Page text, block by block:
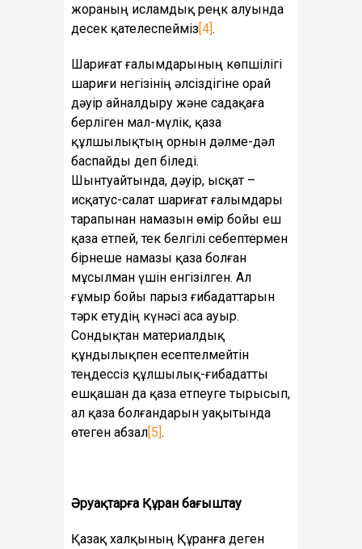
жораның исламдық реңк алуында
десек қателеспейміз[4].
Шариғат ғалымдарының көпшілігі
шариғи негізінің әлсіздігіне орай
дәуір айналдыру және садақаға
берліген мал-мүлік, қаза
құлшылықтың орнын дәлме-дәл
баспайды деп біледі.
Шынтуайтында, дәуір, ысқат –
исқатус-салат шариғат ғалымдары
тарапынан намазын өмір бойы еш
қаза етпей, тек белгілі себептермен
бірнеше намазы қаза болған
мұсылман үшін енгізілген. Ал
ғұмыр бойы парыз ғибадаттарын
тәрк етудің күнәсі аса ауыр.
Сондықтан материалдық
құндылықпен есептелмейтін
теңдессіз құлшылық-ғибадатты
ешқашан да қаза етпеуге тырысып,
ал қаза болғандарын уақытында
өтеген абзал[5].
Әруақтарға Құран бағыштау
Қазақ халқының Құранға деген